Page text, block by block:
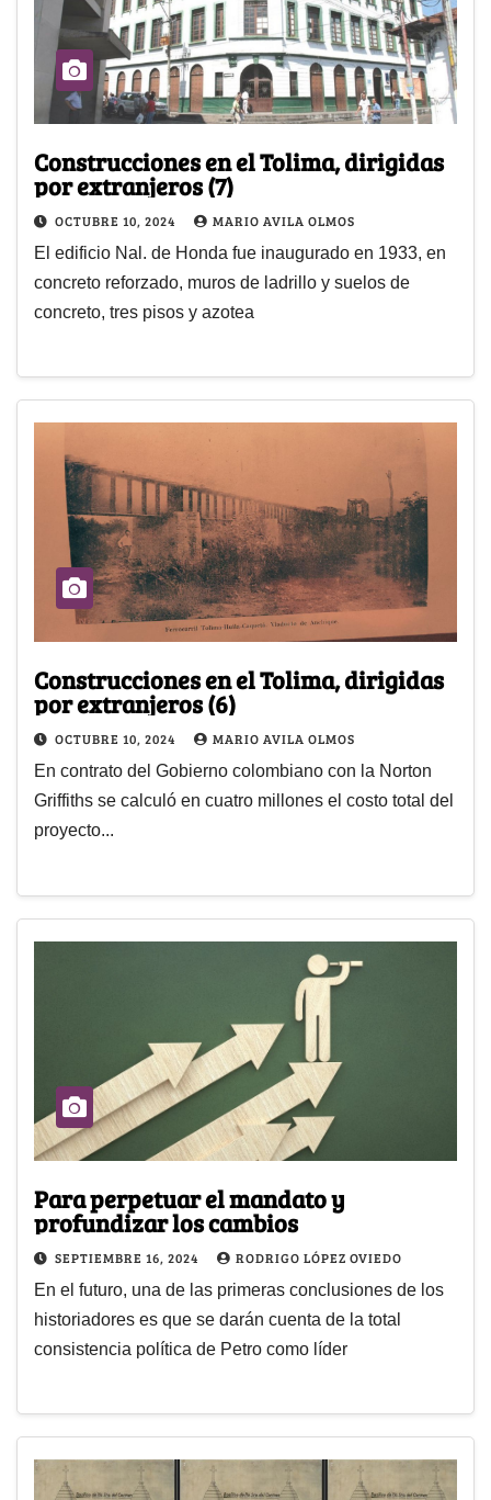
Construcciones en el Tolima, dirigidas
por extranjeros (7)
OCTUBRE 10, 2024 MARIO AVILA OLMOS
El edificio Nal. de Honda fue inaugurado en 1933, en
concreto reforzado, muros de ladrillo y suelos de
concreto, tres pisos y azotea
Construcciones en el Tolima, dirigidas
por extranjeros (6)
OCTUBRE 10, 2024 MARIO AVILA OLMOS
En contrato del Gobierno colombiano con la Norton
Griffiths se calculó en cuatro millones el costo total del
proyecto...
Para perpetuar el mandato y
profundizar los cambios
SEPTIEMBRE 16, 2024 RODRIGO LÓPEZ OVIEDO
En el futuro, una de las primeras conclusiones de los
historiadores es que se darán cuenta de la total
consistencia política de Petro como líder